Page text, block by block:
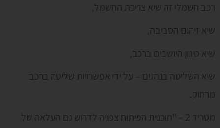
רכב חשמלי זה שיא צריכת החשמל,
שיא זיהום הסביבה,
שיא טיגון היושבים ברכב,
שיא השליטה בנהגים – על ידי אפשרויות שליטה ברכב
מרחוק.
מטריד 2 – "תוכנית הפיתוח צפויה לדרוש גם העלאה של